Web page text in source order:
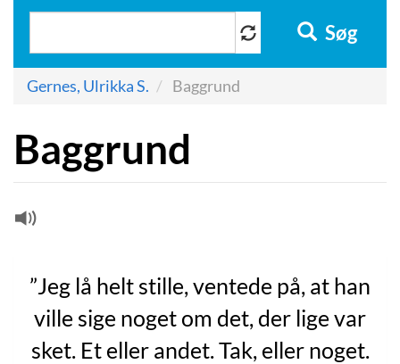
Søg
Gernes, Ulrikka S. Baggrund
Baggrund
”Jeg lå helt stille, ventede på, at han
ville sige noget om det, der lige var
sket. Et eller andet. Tak, eller noget.